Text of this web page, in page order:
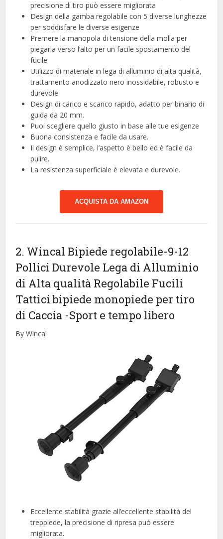
precisione di tiro può essere migliorata
Design della gamba regolabile con 5 diverse lunghezze
per soddisfare le diverse esigenze
Premere la manopola di tensione della molla per
piegarla verso l’alto per un facile spostamento del
fucile
Utilizzo di materiale in lega di alluminio di alta qualità,
trattamento anodizzato nero inossidabile, robusto e
durevole
Design di carico e scarico rapido, adatto per binario di
guida da 20 mm.
Puoi scegliere quello giusto in base alle tue esigenze
Buona consistenza e facile da usare.
Il design è semplice, l’aspetto è bello ed è facile da
pulire.
La resistenza superficiale è elevata e durevole.
ACQUISTA DA AMAZON
2. Wincal Bipiede regolabile-9-12
Pollici Durevole Lega di Alluminio
di Alta qualità Regolabile Fucili
Tattici bipiede monopiede per tiro
di Caccia -Sport e tempo libero
By Wincal
Eccellente stabilità grazie all’eccellente stabilità del
treppiede, la precisione di ripresa può essere
migliorata.